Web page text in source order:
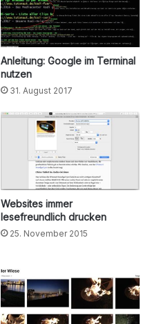
Anleitung: Google im Terminal
nutzen
31. August 2017
Websites immer
lesefreundlich drucken
25. November 2015